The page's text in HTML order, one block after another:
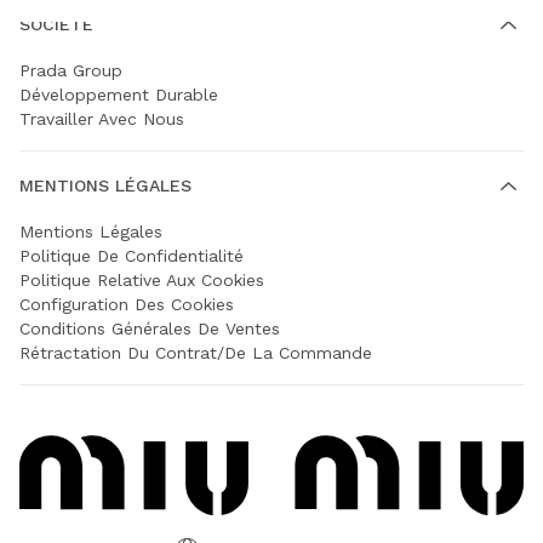
SOCIÉTÉ
Prada Group
Développement Durable
Travailler Avec Nous
MENTIONS LÉGALES
Mentions Légales
Politique De Confidentialité
Politique Relative Aux Cookies
Configuration Des Cookies
Conditions Générales De Ventes
Rétractation Du Contrat/de La Commande